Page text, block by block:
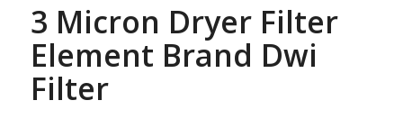
3 Micron Dryer Filter
Element Brand Dwi
Filter